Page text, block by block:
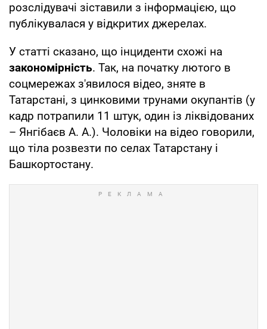
розслідувачі зіставили з інформацією, що
публікувалася у відкритих джерелах.
У статті сказано, що інциденти схожі на
закономірність. Так, на початку лютого в
соцмережах з'явилося відео, зняте в
Татарстані, з цинковими трунами окупантів (у
кадр потрапили 11 штук, один із ліквідованих
– Янгібаєв А. А.). Чоловіки на відео говорили,
що тіла розвезти по селах Татарстану і
Башкортостану.